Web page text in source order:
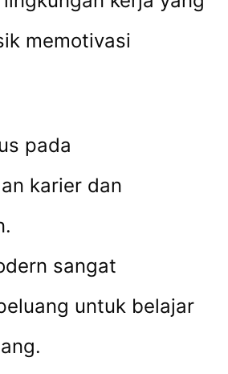
memotivasi
pada
karier dan
sangat
untuk belajar